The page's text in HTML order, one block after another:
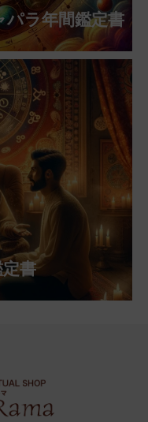
パラ年間鑑定書
書